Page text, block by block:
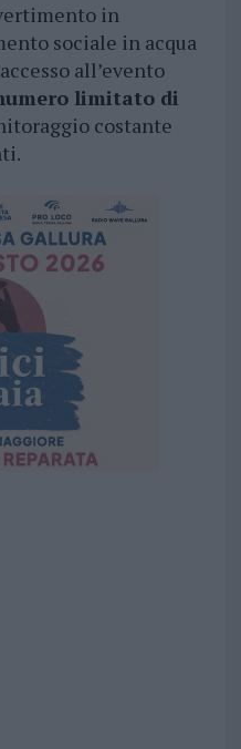
in
sociale in acqua
all’evento
limitato di
costante